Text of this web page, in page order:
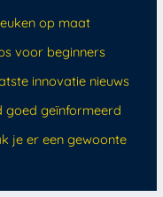
op maat
voor beginners
innovatie nieuws
goed geïnformeerd
je er een gewoonte